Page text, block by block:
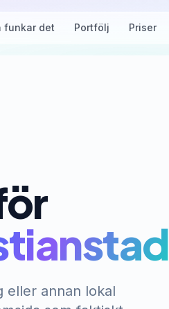
funkar det Portfölj Priser
eller annan lokal